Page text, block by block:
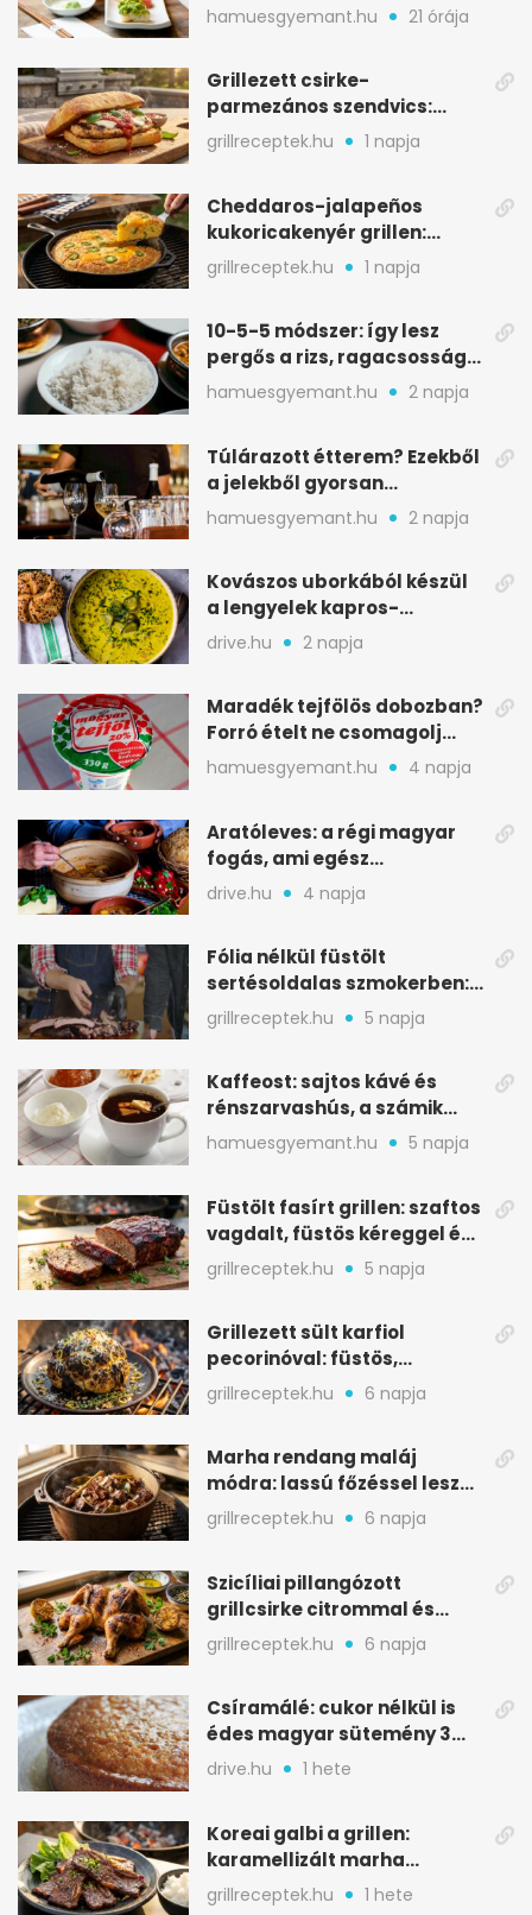
hanem fűszerkeverék
hamuesgyemant.hu 21 órája
Grillezett csirke-
parmezános szendvics:
ropogós csirke, olvadó sajt
grillreceptek.hu 1 napja
Cheddaros-jalapeños
kukoricakenyér grillen:
ropogós alj, puha belső
grillreceptek.hu 1 napja
10-5-5 módszer: így lesz
pergős a rizs, ragacsosság
nélkül
hamuesgyemant.hu 2 napja
Túlárazott étterem? Ezekből
a jelekből gyorsan
észreveheted
hamuesgyemant.hu 2 napja
Kovászos uborkából készül
a lengyelek kapros-
savanykás levese
drive.hu 2 napja
Maradék tejfölös dobozban?
Forró ételt ne csomagolj
ilyen tégelybe
hamuesgyemant.hu 4 napja
Aratóleves: a régi magyar
fogás, ami egész
csapatokat jóllakatott
drive.hu 4 napja
Fólia nélkül füstölt
sertésoldalas szmokerben:
ropogós bark, 6 óra
grillreceptek.hu 5 napja
Kaffeost: sajtos kávé és
rénszarvashús, a számik
melegítő itala
hamuesgyemant.hu 5 napja
Füstölt fasírt grillen: szaftos
vagdalt, füstös kéreggel és
BBQ mázzal
grillreceptek.hu 5 napja
Grillezett sült karfiol
pecorinóval: füstös,
karamellizált nyári kedvenc
grillreceptek.hu 6 napja
Marha rendang maláj
módra: lassú főzéssel lesz
igazán szaftos
grillreceptek.hu 6 napja
Szicíliai pillangózott
grillcsirke citrommal és
oregánóval
grillreceptek.hu 6 napja
Csíramálé: cukor nélkül is
édes magyar sütemény 3
alapanyagból
drive.hu 1 hete
Koreai galbi a grillen:
karamellizált marha
rövidborda gyorsan
grillreceptek.hu 1 hete